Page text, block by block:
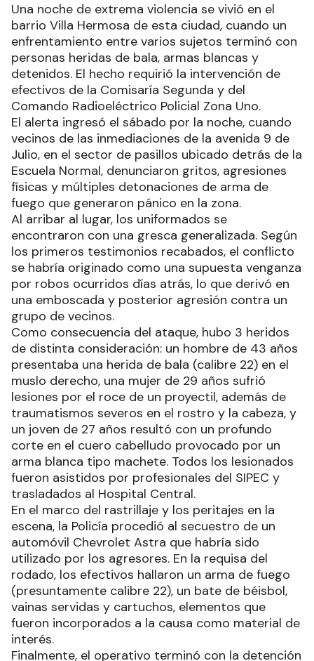
Una noche de extrema violencia se vivió en el
barrio Villa Hermosa de esta ciudad, cuando un
enfrentamiento entre varios sujetos terminó con
personas heridas de bala, armas blancas y
detenidos. El hecho requirió la intervención de
efectivos de la Comisaría Segunda y del
Comando Radioeléctrico Policial Zona Uno.
El alerta ingresó el sábado por la noche, cuando
vecinos de las inmediaciones de la avenida 9 de
Julio, en el sector de pasillos ubicado detrás de la
Escuela Normal, denunciaron gritos, agresiones
físicas y múltiples detonaciones de arma de
fuego que generaron pánico en la zona.
Al arribar al lugar, los uniformados se
encontraron con una gresca generalizada. Según
los primeros testimonios recabados, el conflicto
se habría originado como una supuesta venganza
por robos ocurridos días atrás, lo que derivó en
una emboscada y posterior agresión contra un
grupo de vecinos.
Como consecuencia del ataque, hubo 3 heridos
de distinta consideración: un hombre de 43 años
presentaba una herida de bala (calibre 22) en el
muslo derecho, una mujer de 29 años sufrió
lesiones por el roce de un proyectil, además de
traumatismos severos en el rostro y la cabeza, y
un joven de 27 años resultó con un profundo
corte en el cuero cabelludo provocado por un
arma blanca tipo machete. Todos los lesionados
fueron asistidos por profesionales del SIPEC y
trasladados al Hospital Central.
En el marco del rastrillaje y los peritajes en la
escena, la Policía procedió al secuestro de un
automóvil Chevrolet Astra que habría sido
utilizado por los agresores. En la requisa del
rodado, los efectivos hallaron un arma de fuego
(presuntamente calibre 22), un bate de béisbol,
vainas servidas y cartuchos, elementos que
fueron incorporados a la causa como material de
interés.
Finalmente, el operativo terminó con la detención